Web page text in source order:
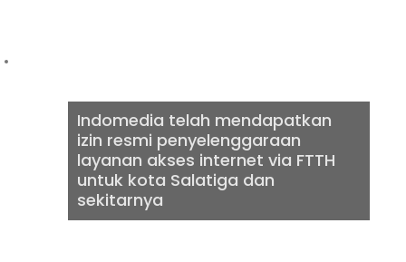
Indomedia telah mendapatkan
izin resmi penyelenggaraan
layanan akses internet via FTTH
untuk kota Salatiga dan
sekitarnya